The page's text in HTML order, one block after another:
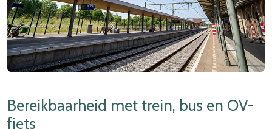
Bereikbaarheid met trein, bus en OV-
fiets